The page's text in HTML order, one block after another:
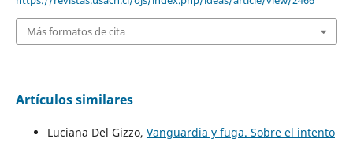
Más formatos de cita
Artículos similares
Luciana Del Gizzo, Vanguardia y fuga. Sobre el intento